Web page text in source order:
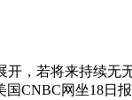
若将来持续无
CNBC网坐18日